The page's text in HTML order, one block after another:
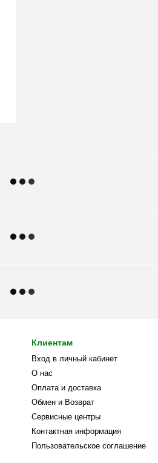
Клиентам
Вход в личный кабинет
О нас
Оплата и доставка
Обмен и Возврат
Сервисные центры
Контактная информация
Пользовательское соглашение